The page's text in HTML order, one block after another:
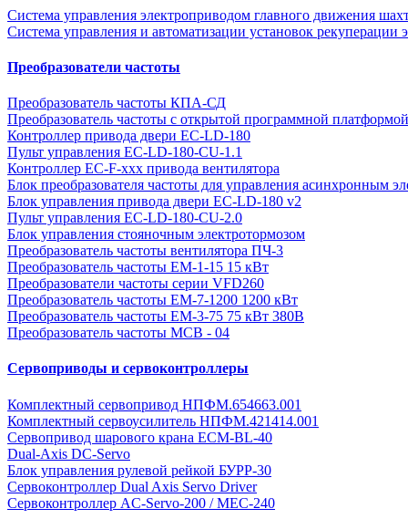
Система управления электроприводом главного движения
Система управления и автоматизации установок рекуперации
Преобразователи частоты
Преобразователь частоты КПА-СД
Преобразователь частоты с открытой программной
Контроллер привода двери EC-LD-180
Пульт управления EC-LD-180-CU-1.1
Контроллер EC-F-xxx привода вентилятора
Блок преобразователя частоты для управления асинхронным
Блок управления привода двери EC-LD-180 v2
Пульт управления EC-LD-180-CU-2.0
Блок управления стояночным электротормозом
Преобразователь частоты вентилятора ПЧ-3
Преобразователь частоты EM-1-15 15 кВт
Преобразователи частоты серии VFD260
Преобразователь частоты ЕМ-7-1200 1200 кВт
Преобразователь частоты ЕМ-3-75 75 кВт 380В
Преобразователь частоты MCB - 04
Сервоприводы и сервоконтроллеры
Комплектный сервопривод НПФМ.654663.001
Комплектный сервоусилитель НПФМ.421414.001
Сервопривод шарового крана ECM-BL-40
Dual-Axis DC-Servo
Блок управления рулевой рейкой БУРР-30
Сервоконтроллер Dual Axis Servo Driver
Сервоконтроллер AC-Servo-200 / MEC-240